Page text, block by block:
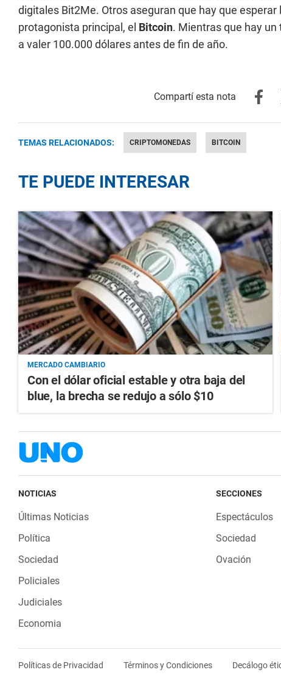
digitales Bit2Me. Otros aseguran que hay que
protagonista principal, el Bitcoin. Mientras que hay un
a valer 100.000 dólares antes de fin de año.
TEMAS RELACIONADOS: CRIPTOMONEDAS BITCOIN
TE PUEDE INTERESAR
MERCADO CAMBIARIO
Con el dólar oficial estable y otra baja del
blue, la brecha se redujo a sólo $10
NOTICIAS
Últimas Noticias
Política
Sociedad
Policiales
Judiciales
Economia
SECCIONES
Espectáculos
Sociedad
Ovación
Políticas de Privacidad Términos y Condiciones Decálogo